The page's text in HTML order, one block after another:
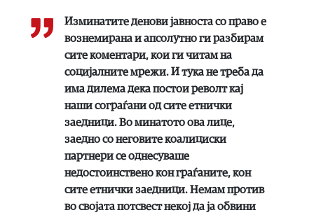
Изминатите денови јавноста со право е
вознемирана и апсолутно ги разбирам
сите коментари, кои ги читам на
социјалните мрежи. И тука не треба да
има дилема дека постои револт кај
наши сограѓани од сите етнички
заедници. Во минатото ова лице,
заедно со неговите коалициски
партнери се однесуваше
недостоинствено кон граѓаните, кон
сите етнички заедници. Немам против
во својата потсвест некој да ја обвини